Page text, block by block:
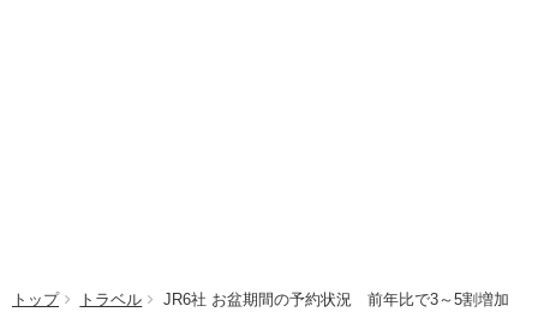
トップ トラベル JR6社 お盆期間の予約状況 前年比で3～5割増加